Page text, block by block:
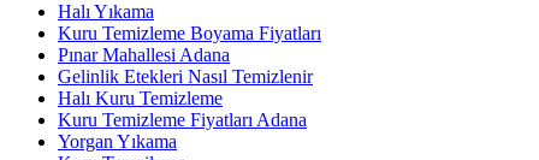
Halı Yıkama
Kuru Temizleme Boyama Fiyatları
Pınar Mahallesi Adana
Gelinlik Etekleri Nasıl Temizlenir
Halı Kuru Temizleme
Kuru Temizleme Fiyatları Adana
Yorgan Yıkama